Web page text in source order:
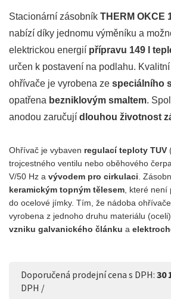
Stacionární zásobník THERM OKCE
nabízí díky jednomu výměníku a
elektrickou energií přípravu 149 l
určen k postavení na podlahu.
ohřívače je vyrobena ze speciálního
opatřena bezniklovým smaltem.
anodou zaručují dlouhou životnost
Ohřívač je vybaven regulací teploty TUV
trojcestného ventilu nebo oběhového
V/50 Hz a vývodem pro cirkulaci .
keramickým topným tělesem , které
do ocelové jímky. Tím, že nádoba
vyrobena z jednoho druhu materiálu (oceli),
vzniku galvanického článku a
Doporučená prodejní cena s DPH: 30
DPH /